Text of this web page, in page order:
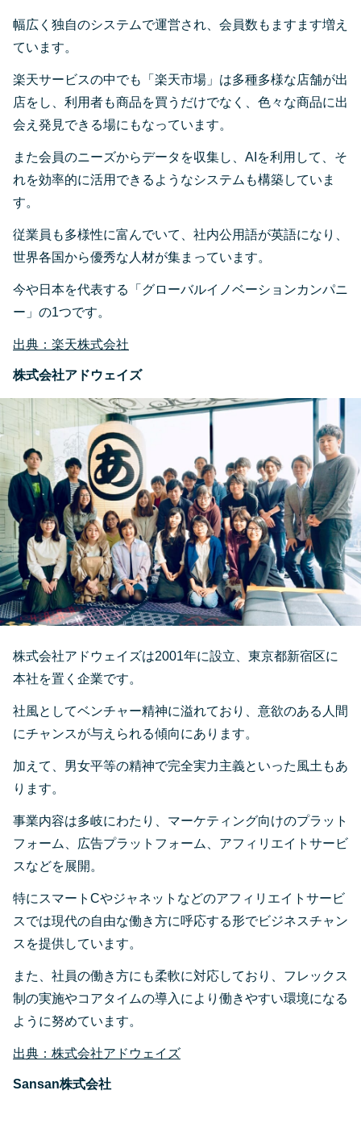
幅広く独自のシステムで運営され、会員数もますます増え
ています。
楽天サービスの中でも「楽天市場」は多種多様な店舗が出
店をし、利用者も商品を買うだけでなく、色々な商品に出
会え発見できる場にもなっています。
また会員のニーズからデータを収集し、AIを利用して、そ
れを効率的に活用できるようなシステムも構築していま
す。
従業員も多様性に富んでいて、社内公用語が英語になり、
世界各国から優秀な人材が集まっています。
今や日本を代表する「グローバルイノベーションカンパニ
ー」の1つです。
出典：楽天株式会社
株式会社アドウェイズ
株式会社アドウェイズは2001年に設立、東京都新宿区に
本社を置く企業です。
社風としてベンチャー精神に溢れており、意欲のある人間
にチャンスが与えられる傾向にあります。
加えて、男女平等の精神で完全実力主義といった風土もあ
ります。
事業内容は多岐にわたり、マーケティング向けのプラット
フォーム、広告プラットフォーム、アフィリエイトサービ
スなどを展開。
特にスマートCやジャネットなどのアフィリエイトサービ
スでは現代の自由な働き方に呼応する形でビジネスチャン
スを提供しています。
また、社員の働き方にも柔軟に対応しており、フレックス
制の実施やコアタイムの導入により働きやすい環境になる
ように努めています。
出典：株式会社アドウェイズ
Sansan株式会社